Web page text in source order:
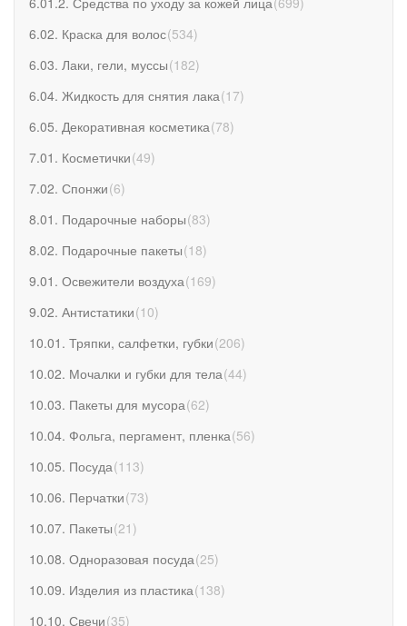
6.02. Краска для волос(534)
6.03. Лаки, гели, муссы(182)
6.04. Жидкость для снятия лака(17)
6.05. Декоративная косметика(78)
7.01. Косметички(49)
7.02. Спонжи(6)
8.01. Подарочные наборы(83)
8.02. Подарочные пакеты(18)
9.01. Освежители воздуха(169)
9.02. Антистатики(10)
10.01. Тряпки, салфетки, губки(206)
10.02. Мочалки и губки для тела(44)
10.03. Пакеты для мусора(62)
10.04. Фольга, пергамент, пленка(56)
10.05. Посуда(113)
10.06. Перчатки(73)
10.07. Пакеты(21 )
10.08. Одноразовая посуда(25)
10.09. Изделия из пластика(138)
10.10. Свечи(35)